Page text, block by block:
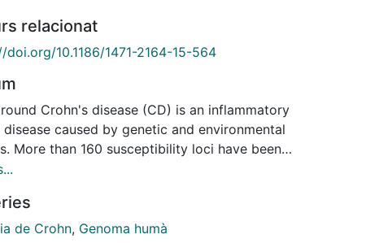
relacionat
doi.org/10.1186/1471-2164-15-564
Crohn's disease (CD) is an inflammatory
disease caused by genetic and environmental
More than 160 susceptibility loci have been
for IBD, yet a large part of the genetic variance
differences between monozygotic twins, who
thought to be genetically completely identical.
de Crohn, Genoma humà